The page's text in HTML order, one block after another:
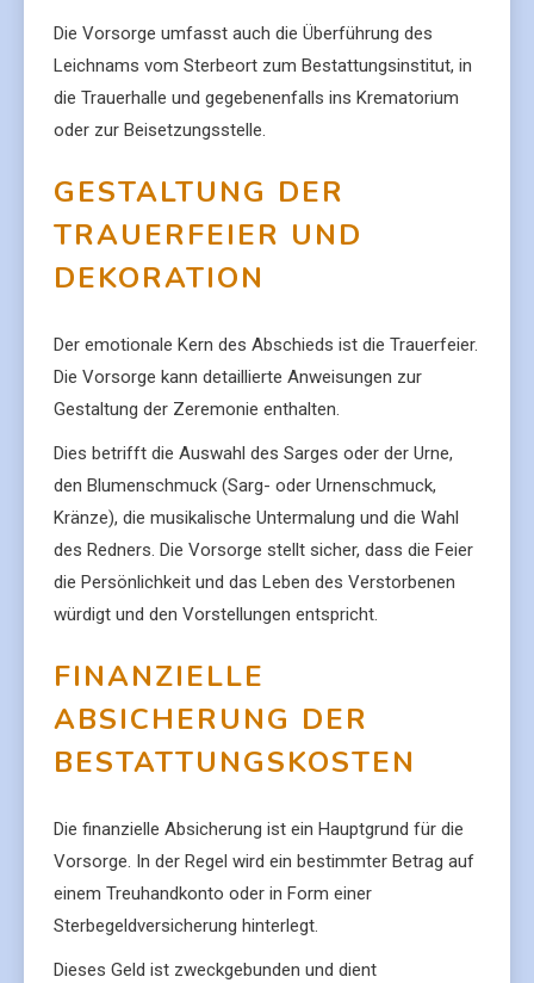
Die Vorsorge umfasst auch die Überführung des
Leichnams vom Sterbeort zum Bestattungsinstitut, in
die Trauerhalle und gegebenenfalls ins Krematorium
oder zur Beisetzungsstelle.
GESTALTUNG DER
TRAUERFEIER UND
DEKORATION
Der emotionale Kern des Abschieds ist die Trauerfeier.
Die Vorsorge kann detaillierte Anweisungen zur
Gestaltung der Zeremonie enthalten.
Dies betrifft die Auswahl des Sarges oder der Urne,
den Blumenschmuck (Sarg- oder Urnenschmuck,
Kränze), die musikalische Untermalung und die Wahl
des Redners. Die Vorsorge stellt sicher, dass die Feier
die Persönlichkeit und das Leben des Verstorbenen
würdigt und den Vorstellungen entspricht.
FINANZIELLE
ABSICHERUNG DER
BESTATTUNGSKOSTEN
Die finanzielle Absicherung ist ein Hauptgrund für die
Vorsorge. In der Regel wird ein bestimmter Betrag auf
einem Treuhandkonto oder in Form einer
Sterbegeldversicherung hinterlegt.
Dieses Geld ist zweckgebunden und dient